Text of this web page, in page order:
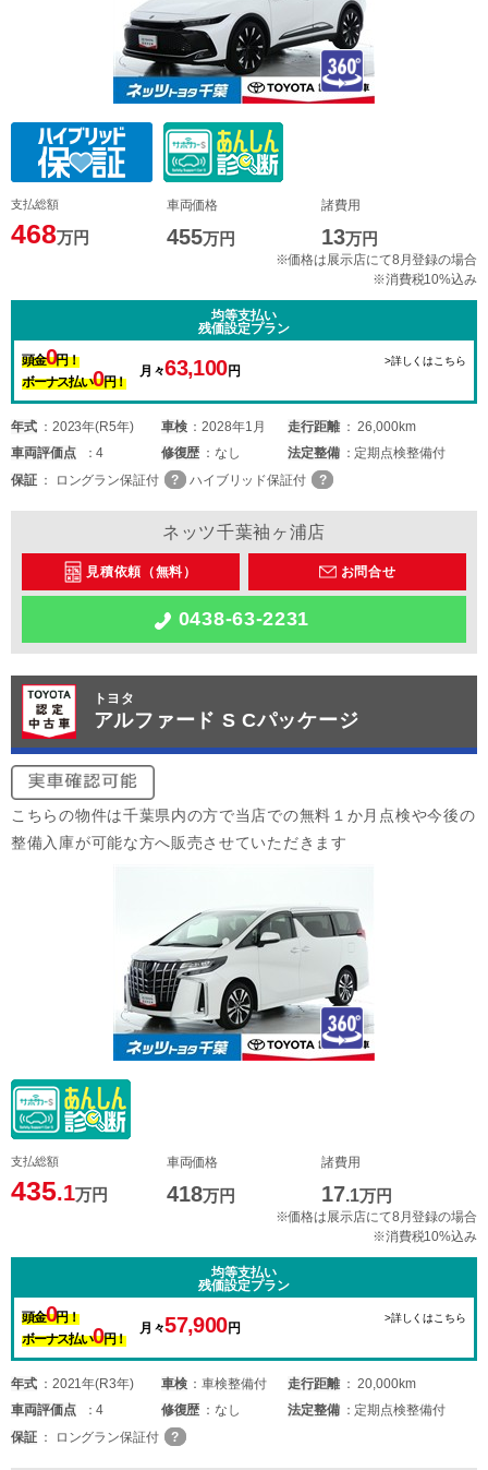
支払総額
468万円
車両価格
455万円
諸費用
13万円
※価格は展示店にて8月登録の場合
※消費税10%込み
均等支払い
残価設定プラン
頭金0円！
ボーナス払い0円！
月々63,100円
>詳しくはこちら
年式 2023年(R5年) 車検 2028年1月 走行距離
26,000km
車両評価点 4 修復歴 なし 法定整備
定期点検整備付
保証
ロングラン保証付 ハイブリッド保証付
ネッツ千葉袖ヶ浦店
見積依頼（無料） お問合せ
0438-63-2231
トヨタ
アルファード S Cパッケージ
こちらの物件は千葉県内の方で当店での無料１か月点検や今後の
整備入庫が可能な方へ販売させていただきます
支払総額
435.1万円
車両価格
418万円
諸費用
17.1万円
※価格は展示店にて8月登録の場合
※消費税10%込み
均等支払い
残価設定プラン
頭金0円！
ボーナス払い0円！
月々57,900円
>詳しくはこちら
年式 2021年(R3年) 車検 車検整備付 走行距離
20,000km
車両評価点 4 修復歴 なし 法定整備
定期点検整備付
保証
ロングラン保証付